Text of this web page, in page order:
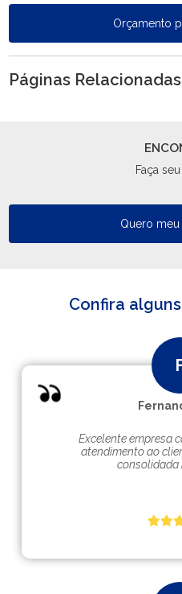
Orçamento
Páginas
Faça
Quero
Confira alguns
Excelente empresa
atendimento ao
consolidada